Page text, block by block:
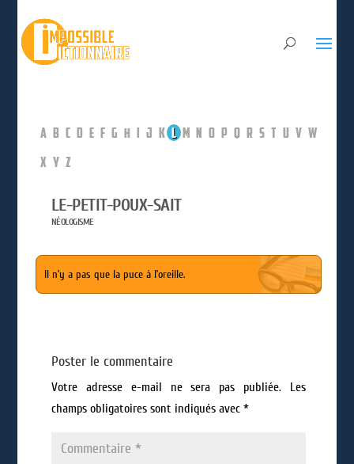
A B C D E F G H I J K L M N O P Q R S T U V W
X Y Z
LE-PETIT-POUX-SAIT
NÉOLOGISME
Il n’y a pas que la puce à l’oreille.
Poster le commentaire
Votre adresse e-mail ne sera pas publiée.
Les
champs obligatoires sont indiqués avec *